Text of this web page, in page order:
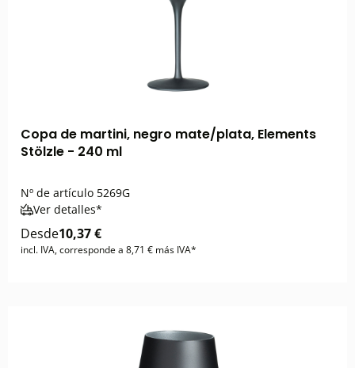
Copa de martini, negro mate/plata, Elements
Stölzle - 240 ml
Nº de artículo 5269G
Ver detalles*
Desde10,37 €
incl. IVA, corresponde a 8,71 € más IVA*